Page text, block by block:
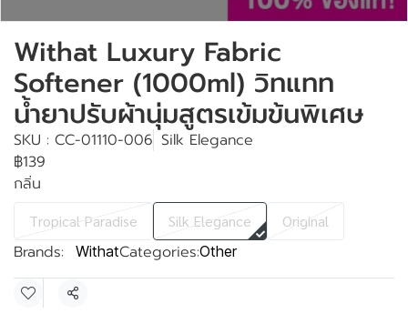
Withat Luxury Fabric
Softener (1000ml) วิทแทท
น้ำยาปรับผ้านุ่มสูตรเข้มข้นพิเศษ
SKU : CC-01110-006 Silk Elegance
฿139
กลิ่น
Tropical Paradise Silk Elegance Original
Brands: WithatCategories:Other
Share